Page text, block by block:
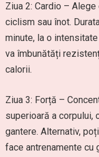
Ziua 2: Cardio –
ciclism sau înot.
minute, la o
va îmbunătăți
calorii.
Ziua 3: Forță –
superioară a corpului,
gantere. Alternativ,
face antrenamente cu